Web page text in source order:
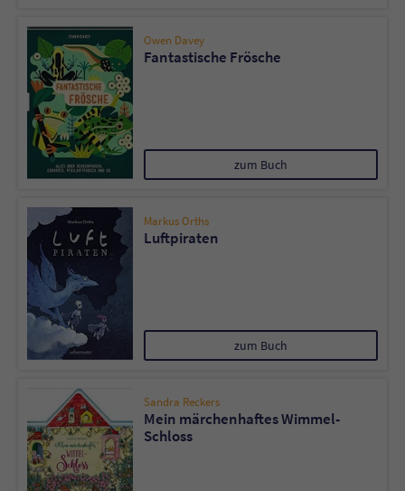
Owen Davey
Fantastische Frösche
zum Buch
Markus Orths
Luftpiraten
zum Buch
Sandra Reckers
Mein märchenhaftes Wimmel-
Schloss